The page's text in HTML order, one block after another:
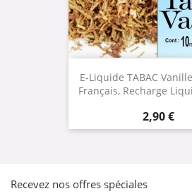
E-Liquide TABAC
Français, Recharge
Prix
2,90 €
Recevez nos offres spéciales